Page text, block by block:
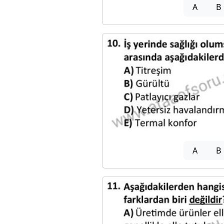
A B
A B